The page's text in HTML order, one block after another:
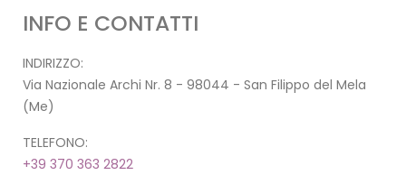
INFO E CONTATTI
INDIRIZZO:
Via Nazionale Archi Nr. 8 - 98044 - San Filippo del Mela
(Me)
TELEFONO:
+39 370 363 2822